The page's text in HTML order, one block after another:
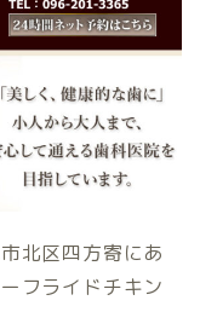
北区四方寄にあ
フライドチキン